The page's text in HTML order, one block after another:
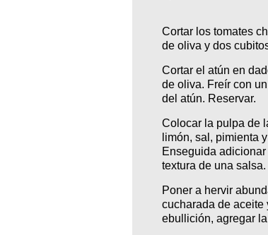
Cortar los tomates
de oliva y dos
Cortar el atún en
de oliva. Freír con
del atún. Reservar.
Colocar la pulpa de
limón, sal, pimienta
Enseguida
textura de una
Poner a hervir
cucharada de aceite
ebullición, agregar